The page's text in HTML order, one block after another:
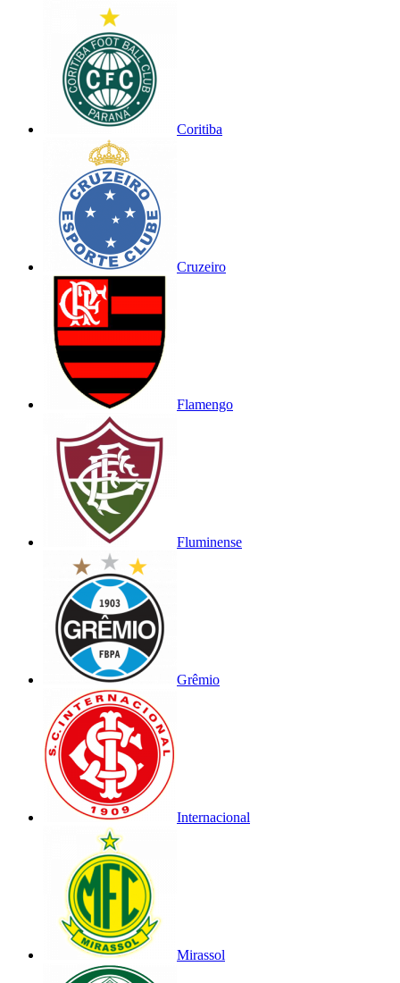
Coritiba
Cruzeiro
Flamengo
Fluminense
Grêmio
Internacional
Mirassol